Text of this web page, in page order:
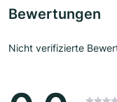
Bewertungen
Nicht verifizierte